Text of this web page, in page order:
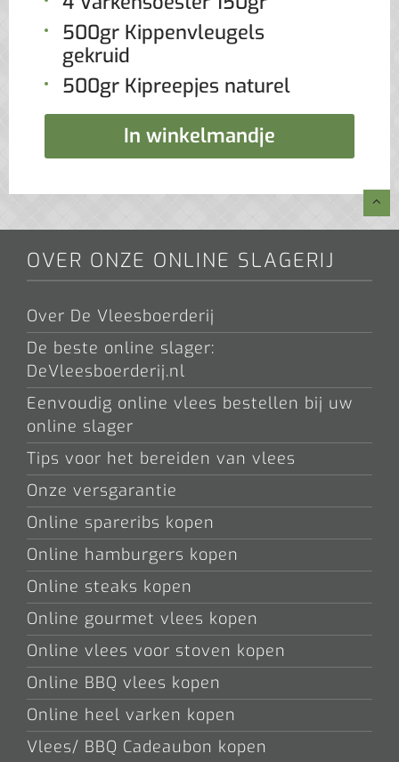
500gr Kippenvleugels
gekruid
500gr Kipreepjes naturel
In winkelmandje
OVER ONZE ONLINE SLAGERIJ
Over De Vleesboerderij
De beste online slager:
DeVleesboerderij.nl
Eenvoudig online vlees bestellen bij uw
online slager
Tips voor het bereiden van vlees
Onze versgarantie
Online spareribs kopen
Online hamburgers kopen
Online steaks kopen
Online gourmet vlees kopen
Online vlees voor stoven kopen
Online BBQ vlees kopen
Online heel varken kopen
Vlees/ BBQ Cadeaubon kopen